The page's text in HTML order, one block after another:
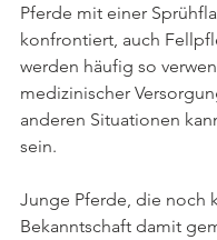
Pferde mit einer
konfrontiert, auch
werden häufig so
medizinischer
anderen Situationen
sein.
Junge Pferde, die noch
Bekanntschaft damit